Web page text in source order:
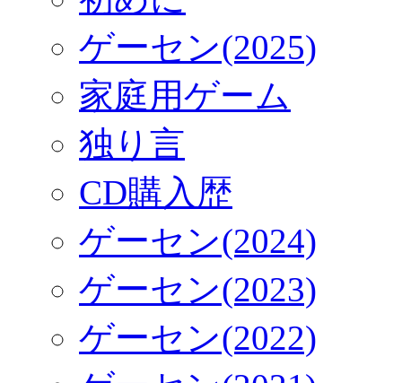
ゲーセン(2025)
家庭用ゲーム
独り言
CD購入歴
ゲーセン(2024)
ゲーセン(2023)
ゲーセン(2022)